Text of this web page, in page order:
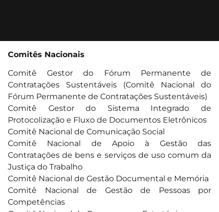
Comitês Nacionais
Comitê Gestor do Fórum Permanente de
Contratações Sustentáveis (Comitê Nacional do
Fórum Permanente de Contratações Sustentáveis)
Comitê Gestor do Sistema Integrado de
Protocolização e Fluxo de Documentos Eletrônicos
Comitê Nacional de Comunicação Social
Comitê Nacional de Apoio à Gestão das
Contratações de bens e serviços de uso comum da
Justiça do Trabalho
Comitê Nacional de Gestão Documental e Memória
Comitê Nacional de Gestão de Pessoas por
Competências